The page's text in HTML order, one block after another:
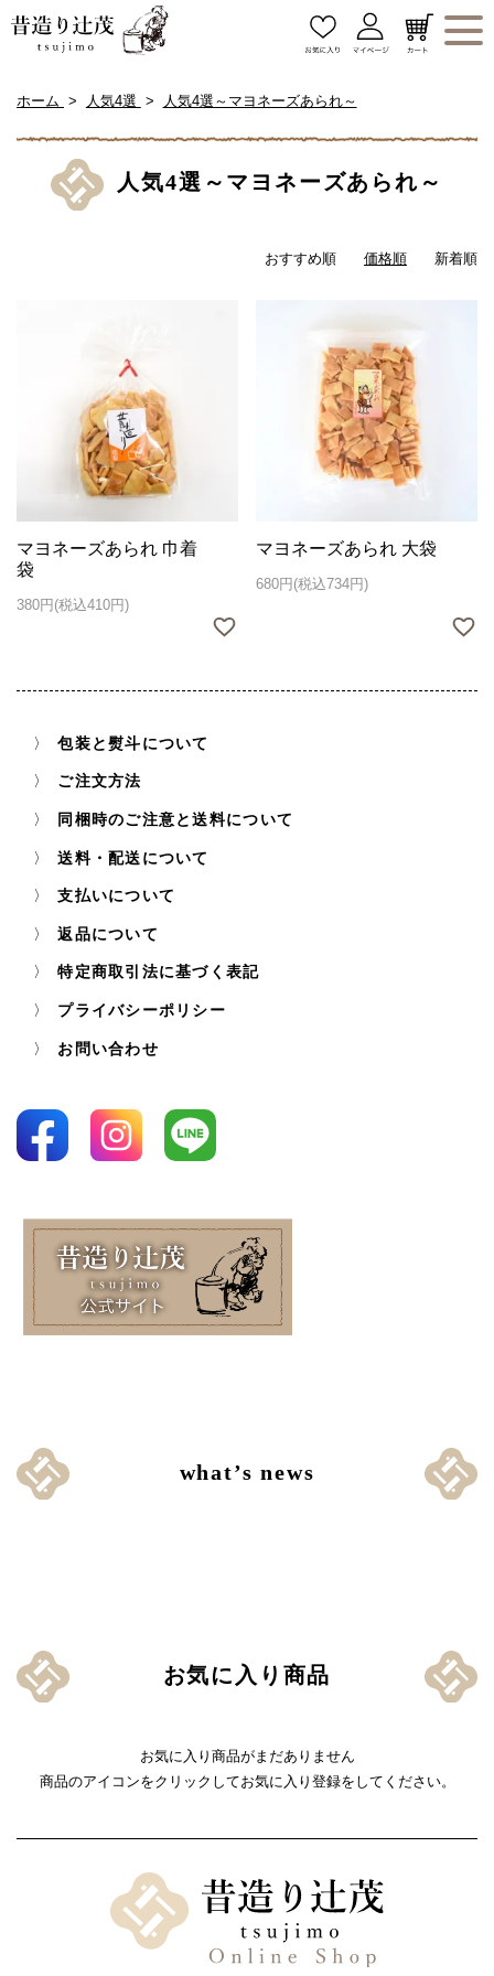
ホーム 人気4選 人気4選～マヨネーズあられ～
人気4選～マヨネーズあられ～
おすすめ順 価格順 新着順
マヨネーズあられ 巾着
袋
380円(税込410円)
マヨネーズあられ 大袋
680円(税込734円)
包装と熨斗について
ご注文方法
同梱時のご注意と送料について
送料・配送について
支払いについて
返品について
特定商取引法に基づく表記
プライバシーポリシー
お問い合わせ
what’s news
お気に入り商品
お気に入り商品がまだありません
商品のアイコンをクリックしてお気に入り登録をしてください。